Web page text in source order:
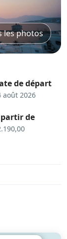
les photos
de départ
août 2026
de